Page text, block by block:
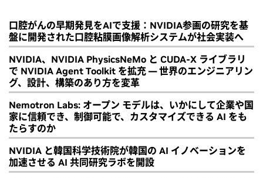
口腔がんの早期発見をAIで支援：NVIDIA参画の研究を基
盤に開発された口腔粘膜画像解析システムが社会実装へ
NVIDIA、NVIDIA PhysicsNeMo と CUDA-X ライブラリ
で NVIDIA Agent Toolkit を拡充 ― 世界のエンジニアリン
グ、設計、構築のあり方を変革
Nemotron Labs: オープン モデルは、いかにして企業や国
家に信頼でき、制御可能で、カスタマイズできる AI をも
たらすのか
NVIDIA と韓国科学技術院が韓国の AI イノベーションを
加速させる AI 共同研究ラボを開設